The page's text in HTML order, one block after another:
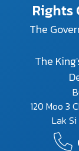
Rights
The
The
120 Moo 3
Lak